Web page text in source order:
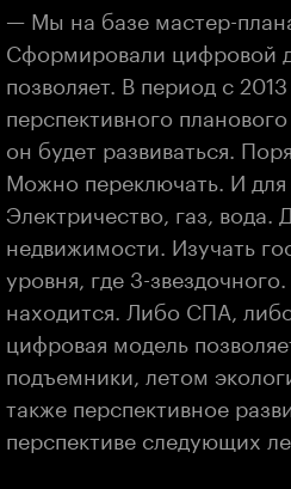
— Мы на базе мастер-
Сформировали цифровой
позволяет. В период с
перспективного
он будет развиваться.
Можно переключать. И
Электричество, газ,
недвижимости. Изучать
уровня, где 3-
находится. Либо СПА,
цифровая модель
подъемники, летом
также перспективное
перспективе следующих